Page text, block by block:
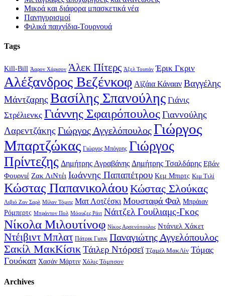
Μικρά και διάφορα μπασκετικά νέα
Πανηγυρισμοί
Φιλικά παιχνίδια-Τουρνουά
Tags
Kill-Bill Άαρον Χάρισον Άλεκ Πίτερς Άξελ Τουπάν Έρικ Γκριν
Αλέξανδρος Βεζένκοφ Αϊζάια Κάνααν Βαγγέλης
Μάντζαρης Βασίλης Σπανούλης Γιάνις
Στρέλιενκς Γιάννης ΣφαιρόπουλοςΓιαννούλης
Λαρεντζάκης Γιώργος ΑγγελόπουλοςΓιώργος
Μπαρτζώκας Γιώργος Μπόγρης Γιώργος
Πρίντεζης Δημήτρης Αγραβάνης Δημήτρης Τσαλδάρης Εβάν
Φουρνιέ Ζακ ΛιΝτέι Ιωάννης Παπαπέτρου Κεμ Μπιρτς Κιμ Τιλί
Κώστας Παπανικολάου Κώστας Σλούκας
Λιβιό Ζαν Σαρλ Μίλαν Τόμιτς Ματ Λοτζέσκι Μουσταφά Φαλ Μπράιαν
Ρόμπερτς Μπράντον Πολ Μόουζες Ράιτ Νάιτζελ Γουίλιαμς-Γκος
Νίκολα Μιλουτίνοφ Νίκος Αρσενόπουλος Ντάνιελ Χάκετ
Ντέιβιντ Μπλατ Πάτρικ Γιανκ Παναγιώτης Αγγελόπουλος
Σακίλ ΜακΚίσικΤάιλερ Ντόρσεϊ Τζαμέλ ΜακΛίν Τόμας
Γουόκαπ Χασάν Μάρτιν Χόλις Τόμπσον
Archives